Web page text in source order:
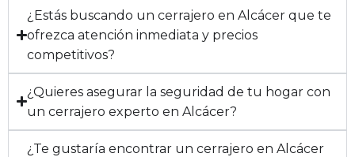
¿Estás buscando un cerrajero en Alcácer que te
ofrezca atención inmediata y precios
competitivos?
¿Quieres asegurar la seguridad de tu hogar con
un cerrajero experto en Alcácer?
¿Te gustaría encontrar un cerrajero en Alcácer